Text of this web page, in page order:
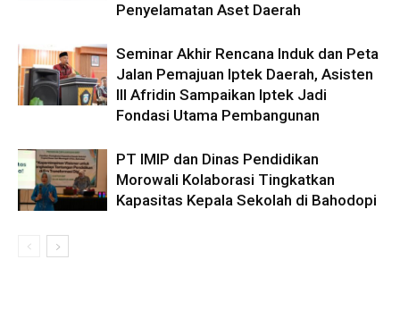
Penyelamatan Aset Daerah
Seminar Akhir Rencana Induk dan Peta
Jalan Pemajuan Iptek Daerah, Asisten
III Afridin Sampaikan Iptek Jadi
Fondasi Utama Pembangunan
PT IMIP dan Dinas Pendidikan
Morowali Kolaborasi Tingkatkan
Kapasitas Kepala Sekolah di Bahodopi